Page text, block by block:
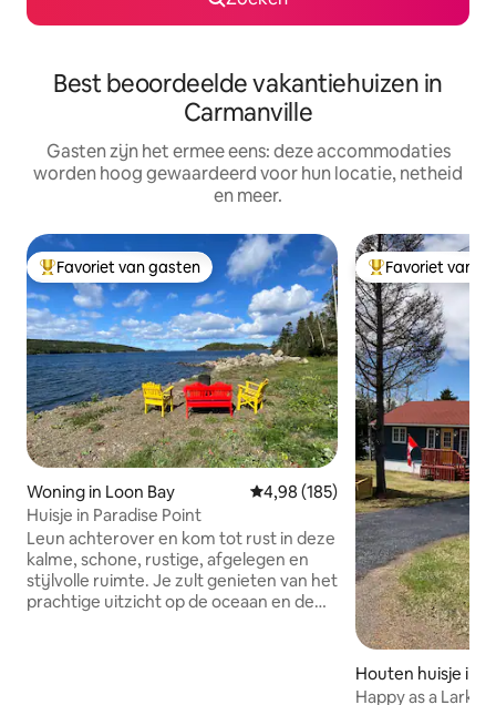
Best beoordeelde vakantiehuizen in
Carmanville
Gasten zijn het ermee eens: deze accommodaties
worden hoog gewaardeerd voor hun locatie, netheid
en meer.
Topfavoriet van gasten
Favoriet van gasten
Woning in Loon Bay Gemiddelde beoordeling van
4,98 (185)
Huisje in Paradise Point
Leun achterover en kom tot rust in deze
kalme, schone, rustige, afgelegen en
stijlvolle ruimte. Je zult genieten van het
prachtige uitzicht op de oceaan en de
Topfavoriet van
Favoriet van
Houten huisje in
Happy as a Lark